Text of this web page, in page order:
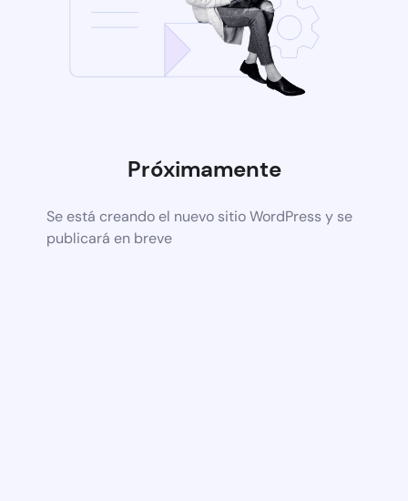
Próximamente
Se está creando el nuevo sitio WordPress y se
publicará en breve